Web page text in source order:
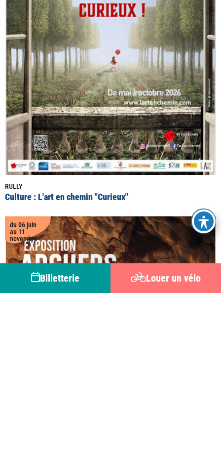
Billetterie Louer un vélo
RULLY
Culture : L'art en chemin "Curieux"
du 06 juin
au 11
novembre